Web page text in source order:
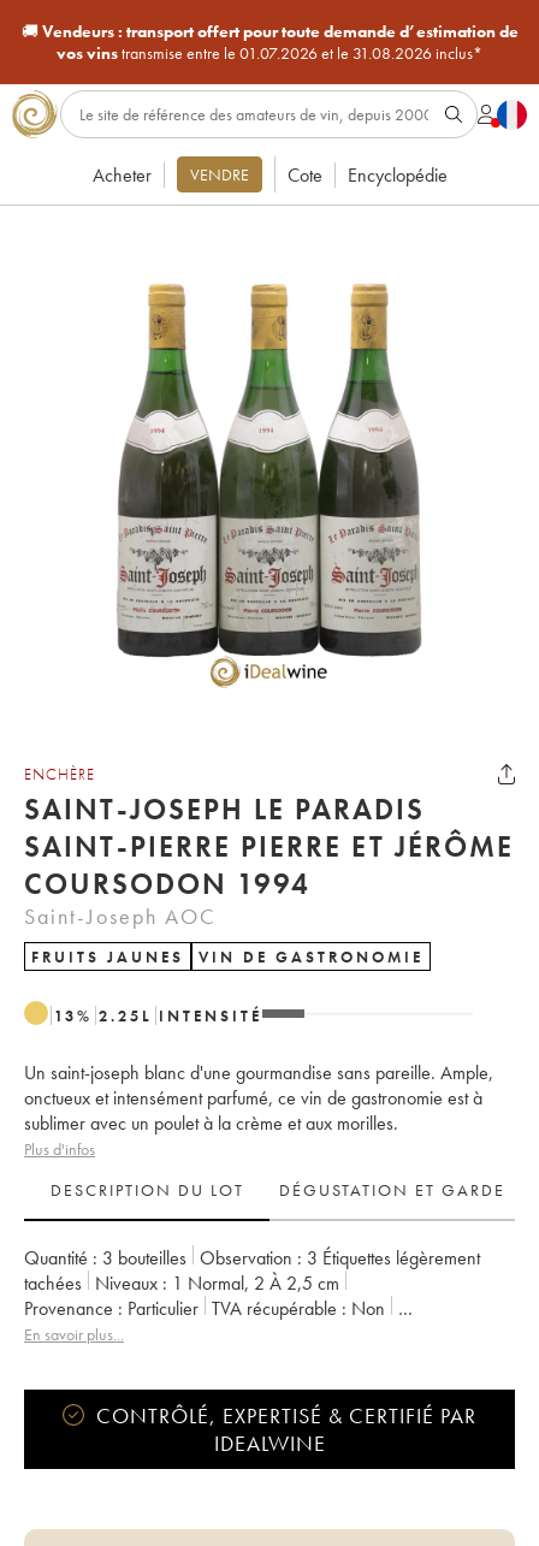
🚚Vendeurs : transport offert pour toute demande d’estimation de
vos vinstransmise entre le 01.07.2026 et le 31.08.2026 inclus*
Acheter VENDRE Cote Encyclopédie
ENCHÈRE
SAINT-JOSEPH LE PARADIS
SAINT-PIERRE PIERRE ET JÉRÔME
COURSODON 1994
Saint-Joseph AOC
FRUITS JAUNES VIN DE GASTRONOMIE
13% 2.25 L INTENSITÉ
Un saint-joseph blanc d'une gourmandise sans pareille. Ample,
onctueux et intensément parfumé, ce vin de gastronomie est à
sublimer avec un poulet à la crème et aux morilles.
Plus d'infos
DESCRIPTION DU LOT
DÉGUSTATION ET GARDE
Quantité : 3 bouteilles Observation : 3 Étiquettes légèrement
tachées
Niveaux : 1 Normal, 2 À 2,5 cm
Provenance : particulier TVA récupérable :
non
Région :
Vallée du Rhône
En savoir plus...
CONTRÔLÉ, EXPERTISÉ & CERTIFIÉ PAR
IDEALWINE